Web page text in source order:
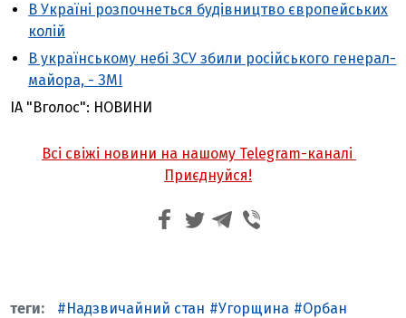
В Україні розпочнеться будівництво європейських
колій
В українському небі ЗСУ збили російського генерал-
майора, - ЗМІ
ІА "Вголос": НОВИНИ
Всі свіжі новини на нашому Telegram-каналі
Приєднуйся!
Надзвичайний стан Угорщина
Орбан